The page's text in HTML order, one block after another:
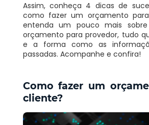
Assim, conheça 4 dicas de
como fazer um orçamento
entenda um pouco mais
orçamento para provedor, tudo
e a forma como as
passadas. Acompanhe e confira!
Como fazer um
cliente?